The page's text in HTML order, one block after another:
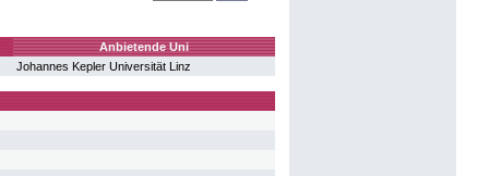
Anbietende Uni
Johannes Kepler Universität Linz